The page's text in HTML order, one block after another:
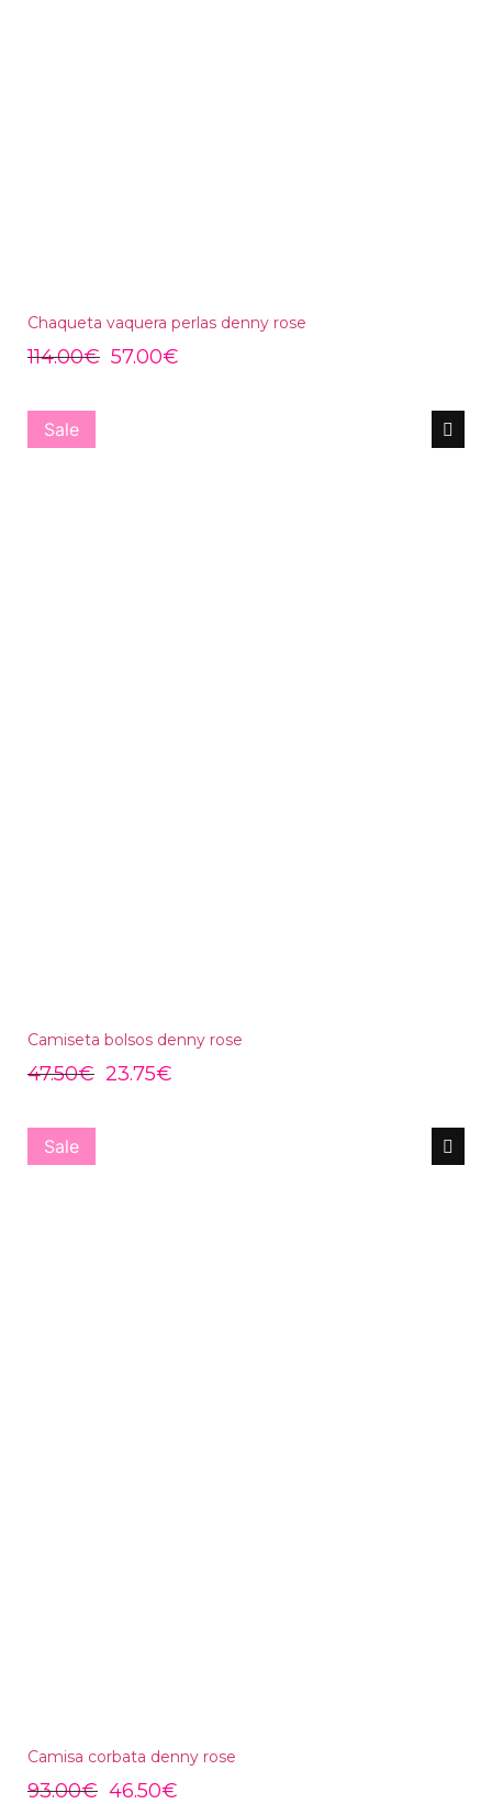
Chaqueta vaquera perlas denny rose
114.00€ 57.00€
Sale
Camiseta bolsos denny rose
47.50€ 23.75€
Sale
Camisa corbata denny rose
93.00€ 46.50€